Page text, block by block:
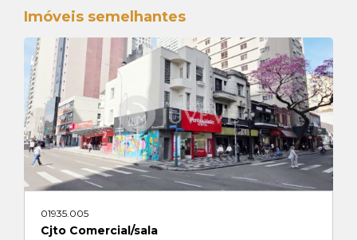
Imóveis semelhantes
01935.005
Cjto Comercial/sala